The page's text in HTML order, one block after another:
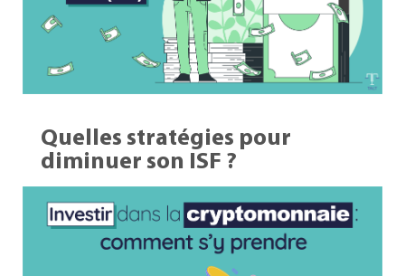
Quelles stratégies pour
diminuer son ISF ?